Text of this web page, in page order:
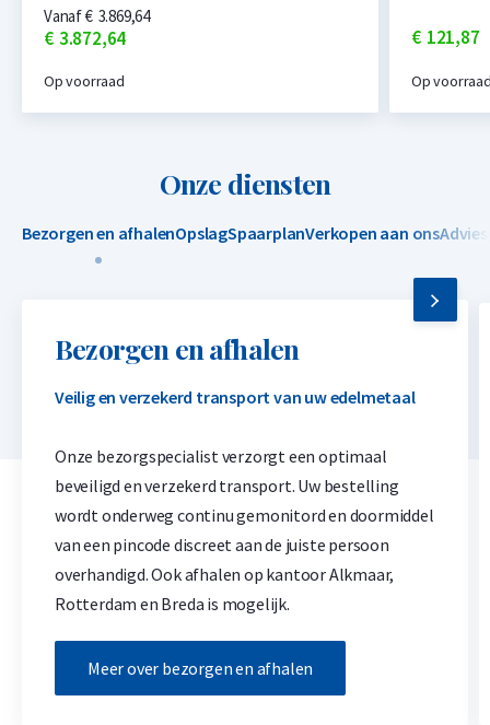
€ 3.872,64
Vanaf€ 3.869,64
Op voorraad
€ 121,87
Op
Onze diensten
Bezorgen en afhalenOpslagSpaarplanVerkopen aan ons
Bezorgen en afhalen
Veilig en verzekerd transport van uw edelmetaal
Onze bezorgspecialist verzorgt een optimaal
beveiligd en verzekerd transport. Uw bestelling
wordt onderweg continu gemonitord en doormiddel
van een pincode discreet aan de juiste persoon
overhandigd. Ook afhalen op kantoor Alkmaar,
Rotterdam en Breda is mogelijk.
Meer over bezorgen en afhalen